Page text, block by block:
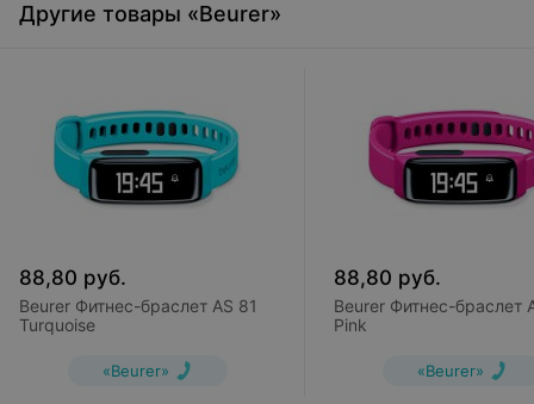
Другие товары «Beurer»
88,80 руб.
Beurer Фитнес-браслет AS 81
Turquoise
«Beurer»
88,80 руб.
Beurer Фитнес-браслет
Pink
«Beurer»